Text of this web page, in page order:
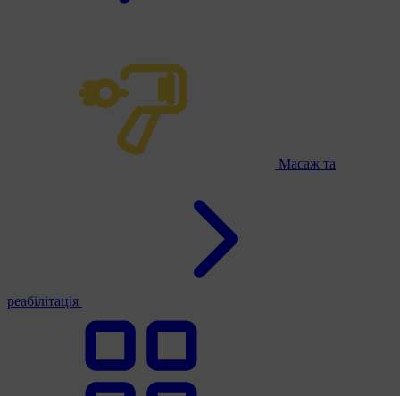
Масаж та
реабілітація